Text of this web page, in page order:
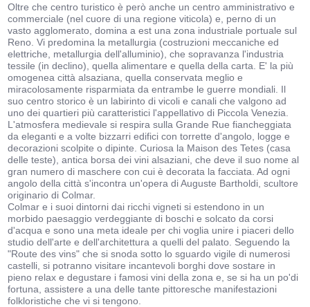
Oltre che centro turistico è però anche un centro amministrativo e
commerciale (nel cuore di una regione viticola) e, perno di un
vasto agglomerato, domina a est una zona industriale portuale sul
Reno. Vi predomina la metallurgia (costruzioni meccaniche ed
elettriche, metallurgia dell'alluminio), che sopravanza l'industria
tessile (in declino), quella alimentare e quella della carta. E' la più
omogenea città alsaziana, quella conservata meglio e
miracolosamente risparmiata da entrambe le guerre mondiali. Il
suo centro storico è un labirinto di vicoli e canali che valgono ad
uno dei quartieri più caratteristici l'appellativo di Piccola Venezia.
L'atmosfera medievale si respira sulla Grande Rue fiancheggiata
da eleganti e a volte bizzarri edifici con torrette d'angolo, logge e
decorazioni scolpite o dipinte. Curiosa la Maison des Tetes (casa
delle teste), antica borsa dei vini alsaziani, che deve il suo nome al
gran numero di maschere con cui è decorata la facciata. Ad ogni
angolo della città s'incontra un'opera di Auguste Bartholdi, scultore
originario di Colmar.
Colmar e i suoi dintorni dai ricchi vigneti si estendono in un
morbido paesaggio verdeggiante di boschi e solcato da corsi
d'acqua e sono una meta ideale per chi voglia unire i piaceri dello
studio dell'arte e dell'architettura a quelli del palato. Seguendo la
"Route des vins" che si snoda sotto lo sguardo vigile di numerosi
castelli, si potranno visitare incantevoli borghi dove sostare in
pieno relax e degustare i famosi vini della zona e, se si ha un po'di
fortuna, assistere a una delle tante pittoresche manifestazioni
folkloristiche che vi si tengono.